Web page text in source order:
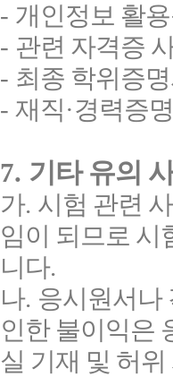
- 개인정보 활
- 관련 자격증
- 최종 학위증
- 재직·경력증
7. 기타 유의
가. 시험 관련
임이 되므로 시
니다.
나. 응시원서나
인한 불이익은
실 기재 및 허